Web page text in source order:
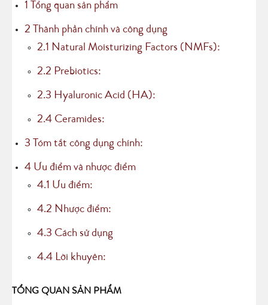
1 Tổng quan sản phẩm
2 Thành phần chính và công dụng
2.1 Natural Moisturizing Factors (NMFs):
2.2 Prebiotics:
2.3 Hyaluronic Acid (HA):
2.4 Ceramides:
3 Tóm tắt công dụng chính:
4 Ưu điểm và nhược điểm
4.1 Ưu điểm:
4.2 Nhược điểm:
4.3 Cách sử dụng
4.4 Lời khuyên:
TỔNG QUAN SẢN PHẨM